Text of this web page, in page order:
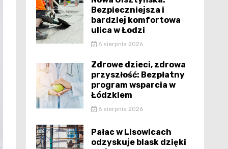
Bezpieczniejsza i
bardziej komfortowa
ulica w Łodzi
6 sierpnia 2026
Zdrowe dzieci, zdrowa
przyszłość: Bezpłatny
program wsparcia w
Łódzkiem
6 sierpnia 2026
Pałac w Lisowicach
odzyskuje blask dzięki